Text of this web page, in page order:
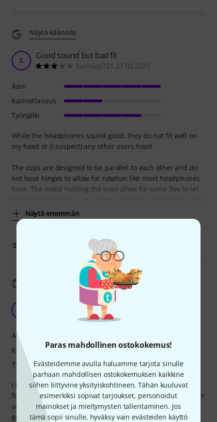
Paras mahdollinen ostokokemus!
Evästeidemme avulla haluamme tarjota sinulle
parhaan mahdollisen ostokokemuksen kaikkine
siihen liittyvine yksityiskohtineen. Tähän kuuluvat
esimerkiksi sopivat tarjoukset, personoidut
mainokset ja mieltymysten tallentaminen. Jos
tämä sopii sinulle, hyväksy vain evästeiden käyttö
Näytä käännös
S Good sound but bad fit
SumGuy721 27.03.2025
While the headphones sound good, they do not fit well on
my head or (I suspect) any other users head.
The cups are designed to be parallel to each other and do
not have hinges to allow for rotation like most headphones
have. The metal holding the cups allow for some flex to let
Näytä enemmän
Ääni
Kannettavuus
Työnjälki
RAPORTOI ONGELMASTA
Super comfortable but annoying fit
Conduit 16.07.2025
I believe I have a slightly small head because these did not
fit great. There was a large gap near the bottom back corner
so it never felt like it was sitting well on my ears. Sound is
good but I think the gap really affected the bass response.
Ääni
Kannettavuus
Työnjälki